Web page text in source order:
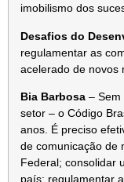
imobilismo dos
Desafios do
regulamentar as
acelerado de novos
Bia Barbosa – Sem
setor – o Código
anos. É preciso
de comunicação de
Federal; consolidar
país; regulamentar